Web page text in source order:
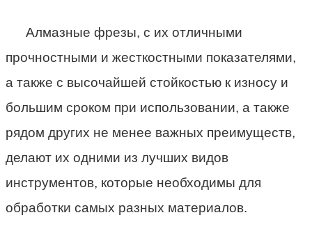
Алмазные фрезы, с их отличными
прочностными и жесткостными показателями,
а также с высочайшей стойкостью к износу и
большим сроком при использовании, а также
рядом других не менее важных преимуществ,
делают их одними из лучших видов
инструментов, которые необходимы для
обработки самых разных материалов.